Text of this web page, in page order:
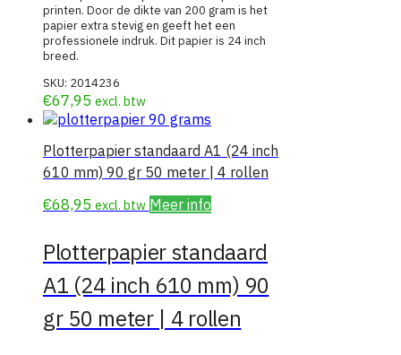
printen. Door de dikte van 200 gram is het
papier extra stevig en geeft het een
professionele indruk. Dit papier is 24 inch
breed.
SKU: 2014236
€67,95 excl. btw
Plotterpapier standaard A1 (24 inch
610 mm) 90 gr 50 meter | 4 rollen
€68,95 excl. btw Meer info
Plotterpapier standaard
A1 (24 inch 610 mm) 90
gr 50 meter | 4 rollen